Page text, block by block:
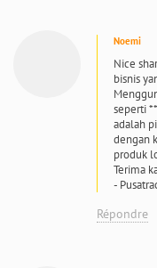
Noemi
Nice
bisnis
seperti
adalah
dengan
produk
Terima
-
Répondre